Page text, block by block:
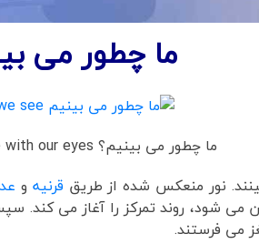
ما چطور می
ما چطور می بینیم؟ How do we see with our eyes
نور منعکس شده از طریق قرنیه و
می شود، روند تمرکز را آغاز می
می فرستند.